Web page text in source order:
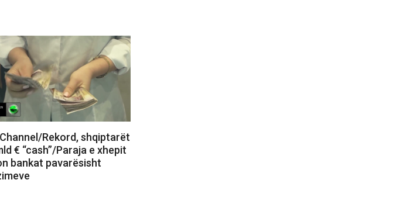
Rekord, shqiptarët
€ “cash”/Paraja e xhepit
bankat pavarësisht